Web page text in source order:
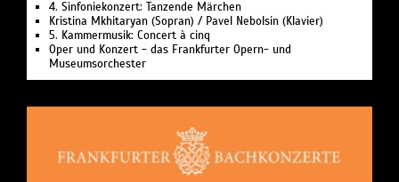
4. Sinfoniekonzert: Tanzende Märchen
Kristina Mkhitaryan (Sopran) / Pavel Nebolsin (Klavier)
5. Kammermusik: Concert à cinq
Oper und Konzert - das Frankfurter Opern- und
Museumsorchester